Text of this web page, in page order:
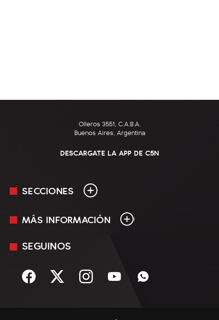
Olleros 3551, C.A.B.A.
Buenos Aires, Argentina
DESCARGATE LA APP DE C5N
SECCIONES
En Vivo
Sociedad
MÁS INFORMACIÓN
Mediakit
Términos y condiciones
SEGUINOS